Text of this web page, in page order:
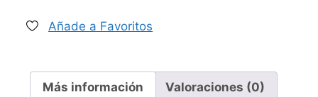
Añade a Favoritos
Más información Valoraciones (0)